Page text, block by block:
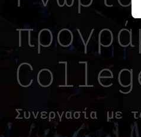
Συνεργασία